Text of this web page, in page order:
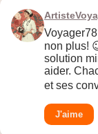
non plus!
solution
aider.
et ses
J'aime